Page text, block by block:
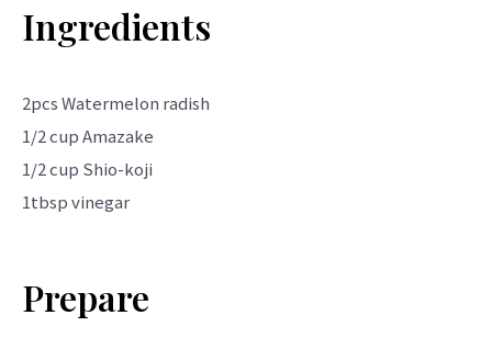
Ingredients
2pcs Watermelon radish
1/2 cup Amazake
1/2 cup Shio-koji
1tbsp vinegar
Prepare